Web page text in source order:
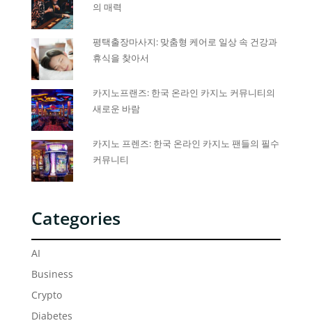
의 매력
평택출장마사지: 맞춤형 케어로 일상 속 건강과
휴식을 찾아서
카지노프랜즈: 한국 온라인 카지노 커뮤니티의
새로운 바람
카지노 프렌즈: 한국 온라인 카지노 팬들의 필수
커뮤니티
Categories
AI
Business
Crypto
Diabetes